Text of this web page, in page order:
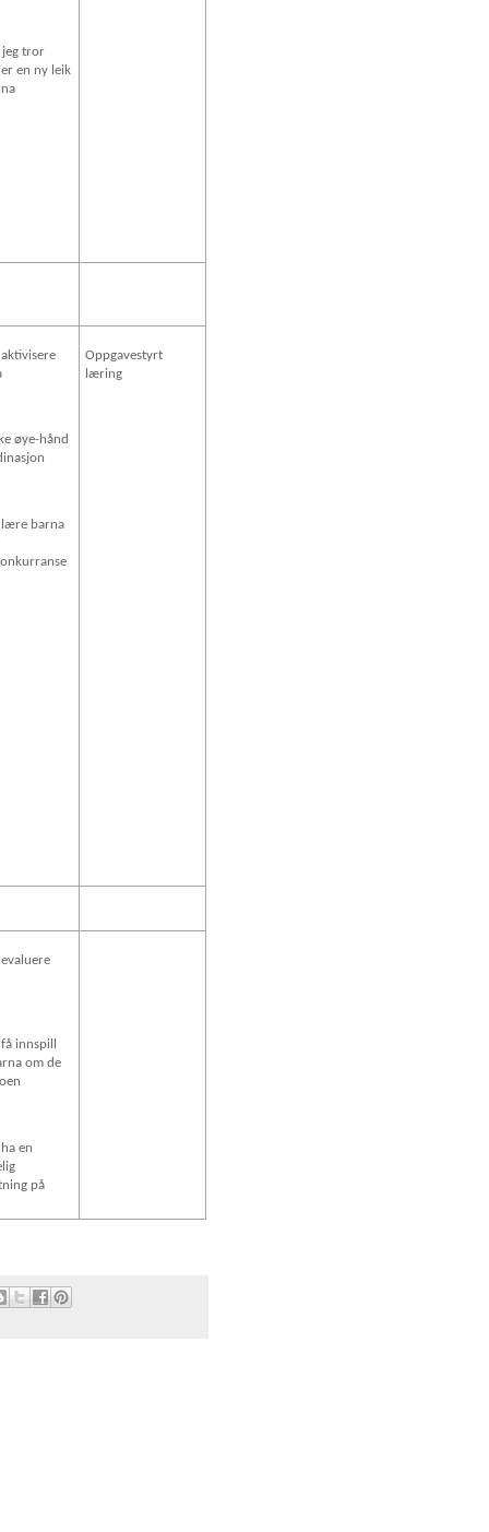
jeg tror
en ny leik
øye-hånd
lære barna
Oppgavestyrt
læring
innspill
om de
en
på